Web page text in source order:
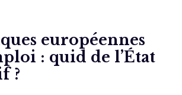
européennes
: quid de l’État
?